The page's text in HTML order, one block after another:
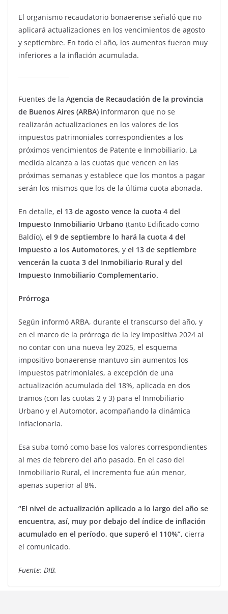
El organismo recaudatorio bonaerense señaló que no
aplicará actualizaciones en los vencimientos de agosto
y septiembre. En todo el año, los aumentos fueron muy
inferiores a la inflación acumulada.
Fuentes de la Agencia de Recaudación de la provincia
de Buenos Aires (ARBA) informaron que no se
realizarán actualizaciones en los valores de los
impuestos patrimoniales correspondientes a los
próximos vencimientos de Patente e Inmobiliario. La
medida alcanza a las cuotas que vencen en las
próximas semanas y establece que los montos a pagar
serán los mismos que los de la última cuota abonada.
En detalle, el 13 de agosto vence la cuota 4 del
Impuesto Inmobiliario Urbano (tanto Edificado como
Baldío), el 9 de septiembre lo hará la cuota 4 del
Impuesto a los Automotores, y el 13 de septiembre
vencerán la cuota 3 del Inmobiliario Rural y del
Impuesto Inmobiliario Complementario.
Prórroga
Según informó ARBA, durante el transcurso del año, y
en el marco de la prórroga de la ley impositiva 2024 al
no contar con una nueva ley 2025, el esquema
impositivo bonaerense mantuvo sin aumentos los
impuestos patrimoniales, a excepción de una
actualización acumulada del 18%, aplicada en dos
tramos (con las cuotas 2 y 3) para el Inmobiliario
Urbano y el Automotor, acompañando la dinámica
inflacionaria.
Esa suba tomó como base los valores correspondientes
al mes de febrero del año pasado. En el caso del
Inmobiliario Rural, el incremento fue aún menor,
apenas superior al 8%.
“El nivel de actualización aplicado a lo largo del año se
encuentra, así, muy por debajo del índice de inflación
acumulado en el período, que superó el 110%”, cierra
el comunicado.
Fuente: DIB.